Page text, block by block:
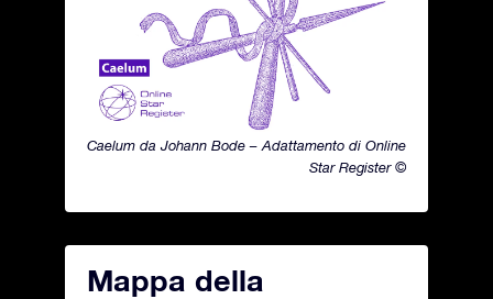
Caelum da Johann Bode – Adattamento di Online
Star Register ©
Mappa della